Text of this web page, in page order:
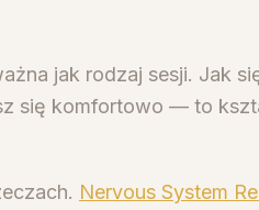
jak rodzaj sesji. Jak
się komfortowo — to
Nervous System